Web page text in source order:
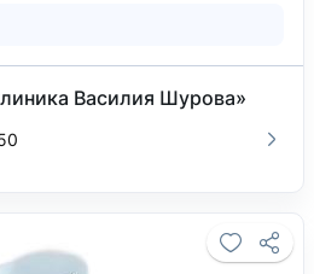
Василия Шурова»